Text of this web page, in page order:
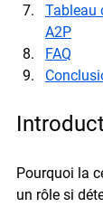
Tableau
A2P
FAQ
Pourquoi la
un rôle si